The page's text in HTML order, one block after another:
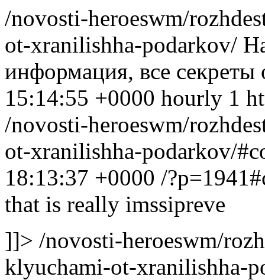
/novosti-heroeswm/
ot-xranilishha-podarkov/
информация, все секреты
15:14:55 +0000 hourly 1
/novosti-heroeswm/
ot-xranilishha-podarkov/
18:13:37 +0000 /
that is really imssipreve
]]> /novosti-heroeswm/
klyuchami-ot-xranilishha-